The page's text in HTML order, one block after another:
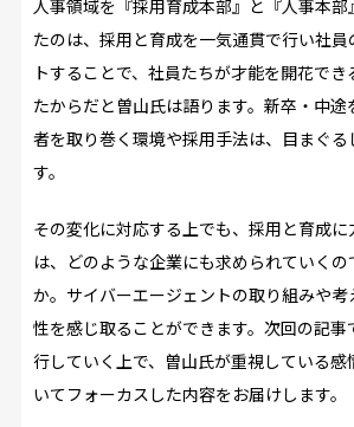
人事領域を『採用育成本部』と『人事本
たのは、採用と育成を一気通貫で行い社
トすることで、社員たちが才能を開花で
たからだと曽山氏は語ります。新卒・中
者を取り巻く環境や採用手法は、目まぐる
す。
その変化に対応する上でも、採用と育成
は、どのような企業にも求められていくの
か。サイバーエージェントの取り組みや
性を感じ取ることができます。次回の記
行していく上で、曽山氏が重視している感
いてフォーカスした内容をお届けします。